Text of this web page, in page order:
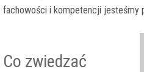
fachowości i kompetencji jesteśmy
Co zwiedzać